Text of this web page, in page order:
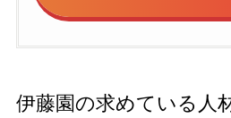
伊藤園の求めている人